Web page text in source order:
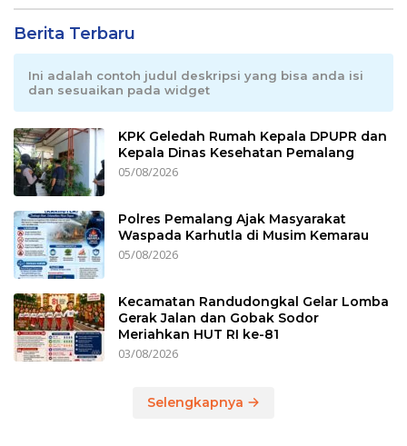
Berita Terbaru
Ini adalah contoh judul deskripsi yang bisa anda isi
dan sesuaikan pada widget
KPK Geledah Rumah Kepala DPUPR dan
Kepala Dinas Kesehatan Pemalang
05/08/2026
Polres Pemalang Ajak Masyarakat
Waspada Karhutla di Musim Kemarau
05/08/2026
Kecamatan Randudongkal Gelar Lomba
Gerak Jalan dan Gobak Sodor
Meriahkan HUT RI ke-81
03/08/2026
Selengkapnya